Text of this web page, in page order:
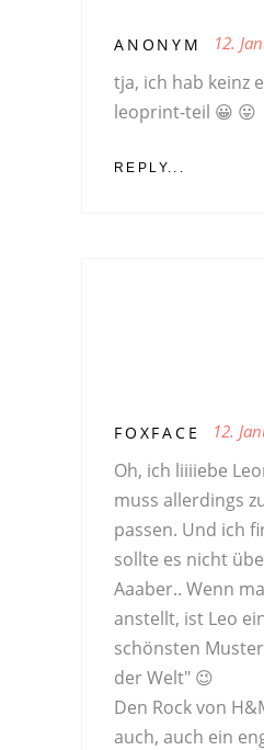
ANONYM 12.
tja, ich hab keinz
leoprint-teil 😀 😛
REPLY...
FOXFACE 12.
Oh, ich liiiiebe
muss allerdings
passen. Und ich
sollte es nicht
Aaaber.. Wenn
anstellt, ist Leo
schönsten
der Welt" 😉
Den Rock von
auch, auch ein